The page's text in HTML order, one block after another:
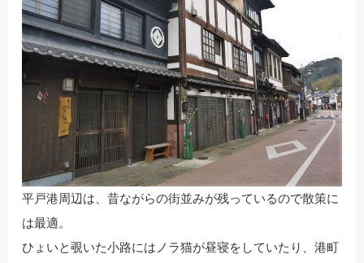
平戸港周辺は、昔ながらの街並みが残っているので散策に
は最適。
ひょいと覗いた小路にはノラ猫が昼寝をしていたり、港町